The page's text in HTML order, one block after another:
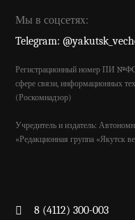
Мы в соцсетях:
Telegram:
Регистрационный номер ПИ
сфере связи, информационных
(Роскомнадзор)
Учредитель и издатель:
«Редакционная группа «Якутск
8 (4112) 300-003